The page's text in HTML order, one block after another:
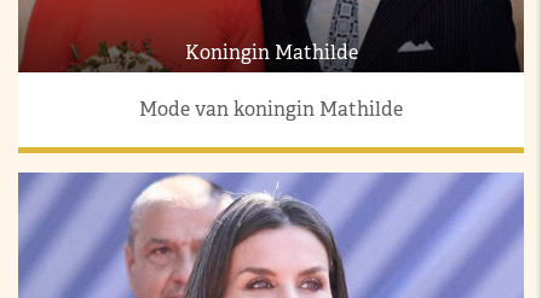
Koningin Mathilde
Mode van koningin Mathilde